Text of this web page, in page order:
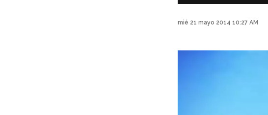
mié 21 mayo 2014 10:27 AM